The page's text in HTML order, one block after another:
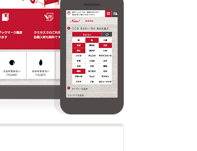
限対象食品を毎回設定しなくても